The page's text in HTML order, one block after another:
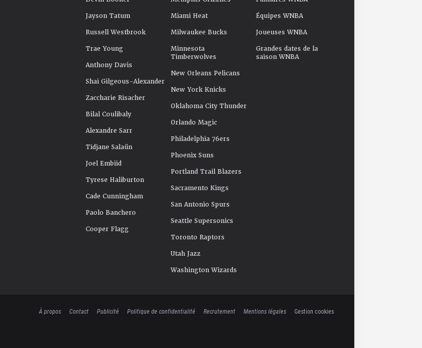
Jayson Tatum
Russell Westbrook
Trae Young
Anthony Davis
Shai Gilgeous-Alexander
Zaccharie Risacher
Bilal Coulibaly
Alexandre Sarr
Tidjane Salaün
Joel Embiid
Tyrese Haliburton
Cade Cunningham
Paolo Banchero
Cooper Flagg
Miami Heat
Milwaukee Bucks
Minnesota
Timberwolves
New Orleans Pelicans
New York Knicks
Oklahoma City Thunder
Orlando Magic
Philadelphia 76ers
Phoenix Suns
Portland Trail Blazers
Sacramento Kings
San Antonio Spurs
Seattle Supersonics
Toronto Raptors
Utah Jazz
Washington Wizards
Équipes WNBA
Joueuses WNBA
Grandes dates de la
saison WNBA
À propos Contact Publicité Politique de confidentialité Recrutement Mentions légales Gestion cookies